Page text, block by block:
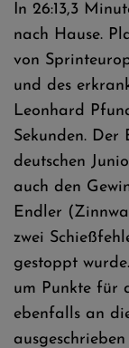
In 26:13,3
nach Hause.
von
und des
Leonhard
Sekunden. Der
deutschen
auch den
Endler
zwei
gestoppt
um Punkte für
ebenfalls an
ausgeschrieben